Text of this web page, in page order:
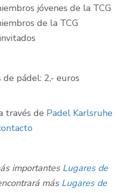
jóvenes de la TCG
de la TCG
pádel: 2,- euros
través de Padel Karlsruhe
importantes Lugares de
más Lugares de